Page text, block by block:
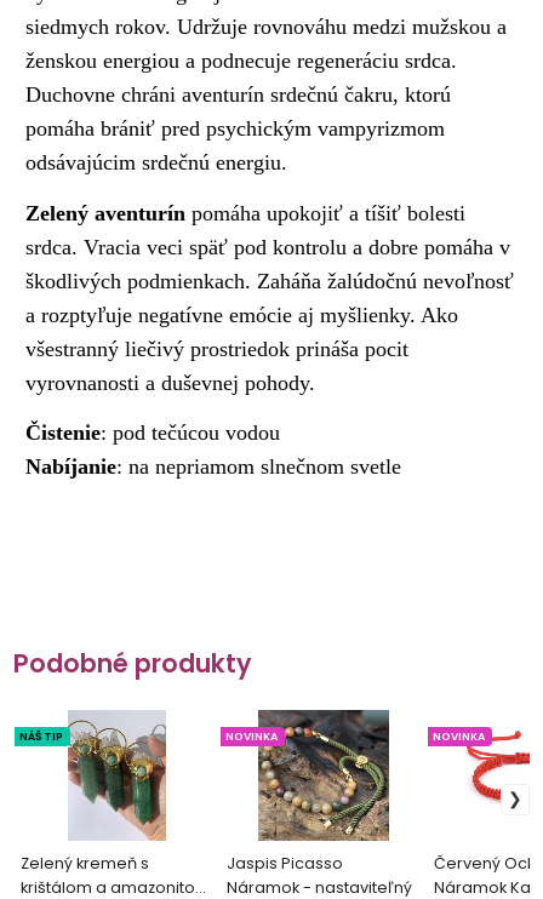
siedmych rokov. Udržuje rovnováhu medzi mužskou a
ženskou energiou a podnecuje regeneráciu srdca.
Duchovne chráni aventurín srdečnú čakru, ktorú
pomáha brániť pred psychickým vampyrizmom
odsávajúcim srdečnú energiu.
Zelený aventurín pomáha upokojiť a tíšiť bolesti
srdca. Vracia veci späť pod kontrolu a dobre pomáha v
škodlivých podmienkach. Zaháňa žalúdočnú nevoľnosť
a rozptyľuje negatívne emócie aj myšlienky. Ako
všestranný liečivý prostriedok prináša pocit
vyrovnanosti a duševnej pohody.
Čistenie: pod tečúcou vodou
Nabíjanie: na nepriamom slnečnom svetle
Podobné produkty
Zelený kremeň s
krištálom a amazonitom
NÁŠ TIP
Jaspis Picasso
Náramok - nastaviteľný
NOVINKA
Červený
Náramok
NOVINKA